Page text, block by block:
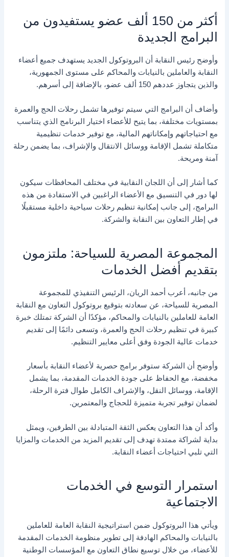
أكثر من 150 ألف عضو يستفيدون من
البرامج الجديدة
وأوضح رئيس النقابة أن البروتوكول الجديد يستهدف جميع أعضاء
النقابة والعاملين بالنيابات والمحاكم على مستوى الجمهورية،
والذين يتجاوز عددهم 150 ألف عضو، بالإضافة إلى أسرهم.
وأضاف أن البرامج التي سيتم توفيرها تشمل رحلات الحج والعمرة
بمستويات مختلفة، بما يتيح للأعضاء اختيار البرنامج الذي يتناسب
مع احتياجاتهم وإمكاناتهم المالية، مع توفير خدمات تنظيمية
متكاملة تشمل الإقامة ووسائل الانتقال والإشراف، بما يضمن رحلة
آمنة ومريحة.
كما أشار إلى أن اللجان النقابية في مختلف المحافظات سيكون
لها دور في التنسيق مع الأعضاء الراغبين في الاستفادة من هذه
البرامج، إلى جانب إمكانية تنظيم رحلات سياحية داخلية مستقبلًا
في إطار التعاون بين النقابة والشركة.
المجموعة المصرية للسياحة: ملتزمون
بتقديم أفضل الخدمات
من جانبه، أعرب أحمد الريان، الرئيس التنفيذي للمجموعة
المصرية للسياحة، عن سعادته بتوقيع بروتوكول التعاون مع النقابة
العامة للعاملين بالنيابات والمحاكم، مؤكدًا أن الشركة تمتلك خبرة
كبيرة في تنظيم رحلات الحج والعمرة، وتسعى دائمًا إلى تقديم
خدمات عالية الجودة وفق أعلى معايير التنظيم.
وأوضح أن الشركة ستوفر برامج حصرية لأعضاء النقابة بأسعار
مخفضة، مع الحفاظ على جودة الخدمات المقدمة، بما يشمل
الإقامة، ووسائل النقل، والإشراف الكامل طوال فترة الرحلة،
لضمان توفير تجربة متميزة للحجاج والمعتمرين.
وأكد أن هذا التعاون يعكس الثقة المتبادلة بين الطرفين، ويمثل
بداية لشراكة ممتدة تهدف إلى تقديم المزيد من الخدمات والمزايا
التي تلبي احتياجات أعضاء النقابة.
استمرار التوسع في الخدمات
الاجتماعية
ويأتي هذا البروتوكول ضمن استراتيجية النقابة العامة للعاملين
بالنيابات والمحاكم الهادفة إلى تطوير منظومة الخدمات المقدمة
للأعضاء، من خلال توسيع نطاق التعاون مع المؤسسات الوطنية